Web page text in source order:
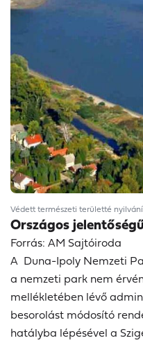
Védett természeti területté
Országos
Forrás: AM Sajtóiroda
A Duna-Ipoly Nemzeti
a nemzeti park nem
mellékletében lévő
besorolást módosító
hatályba lépésével a